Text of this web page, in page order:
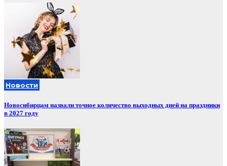
Новости
Новосибирцам назвали точное количество выходных дней на праздники
в 2027 году